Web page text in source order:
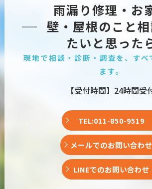
現地で相談・診断・調査を、すべ
ます。
雨漏り修理・お
壁・屋根のこと
たいと思った
【受付時間】24時間受
TEL:011-850-9519
メールでのお問い合わせ
LINEでのお問い合わせ